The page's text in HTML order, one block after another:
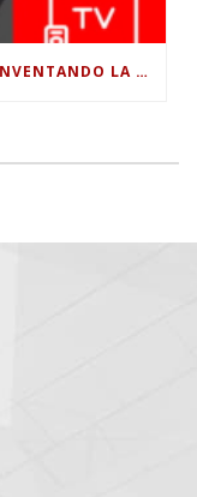
GUADUA Y CAMBIO CLIMÁTICO: REINVENTANDO LA CONSTRUCCIÓN SOSTENIBLE EN COLOMBIA